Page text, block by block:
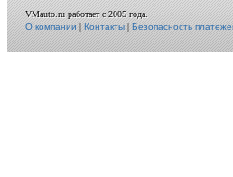
VMauto.ru работает с 2005 года.
О компании|Контакты|Безопасность